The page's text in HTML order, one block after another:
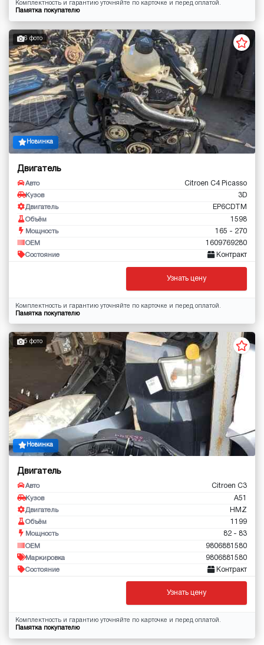
Комплектность и гарантию уточняйте по карточке и перед оплатой.
Памятка покупателю
6 фото
Новинка
Двигатель
Авто Citroen C4 Picasso
Кузов 3D
Двигатель EP6CDTM
Объём 1598
Мощность 165 - 270
OEM 1609769280
Состояние Контракт
Узнать цену
Комплектность и гарантию уточняйте по карточке и перед оплатой.
Памятка покупателю
5 фото
Новинка
Двигатель
Авто Citroen C3
Кузов A51
Двигатель HMZ
Объём 1199
Мощность 82 - 83
OEM 9806881580
Маркировка 9806881580
Состояние Контракт
Узнать цену
Комплектность и гарантию уточняйте по карточке и перед оплатой.
Памятка покупателю